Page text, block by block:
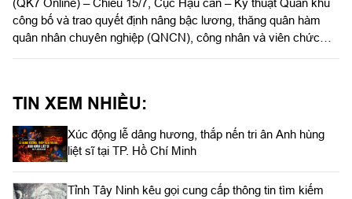
công bố và trao quyết định nâng bậc lương, thăng quân hàm
quân nhân chuyên nghiệp (QNCN), công nhân và viên chức
TIN XEM NHIỀU:
Xúc động lễ dâng hương, thắp nến tri ân Anh hùng
liệt sĩ tại TP. Hồ Chí Minh
Tỉnh Tây Ninh kêu gọi cung cấp thông tin tìm kiếm